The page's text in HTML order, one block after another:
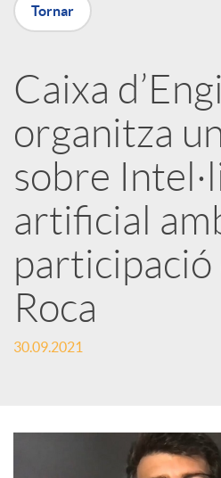
X
a
r
x
e
s
o
Tornar
Caixa
organitza
sobre
artificial
participació
Roca
30.09.2021